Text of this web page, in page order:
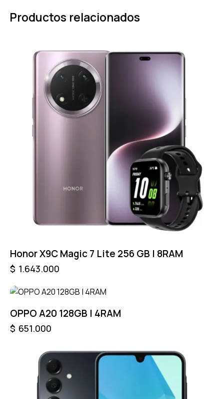
Productos relacionados
Honor X9C Magic 7 Lite 256 GB | 8RAM
$ 1.643.000
OPPO A20 128GB | 4RAM
$ 651.000